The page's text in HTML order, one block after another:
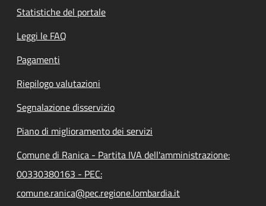
Statistiche del portale
Leggi le FAQ
Pagamenti
Riepilogo valutazioni
Segnalazione disservizio
Piano di miglioramento dei servizi
Comune di Ranica - Partita IVA dell'amministrazione:
00330380163 - PEC:
comune.ranica@pec.regione.lombardia.it